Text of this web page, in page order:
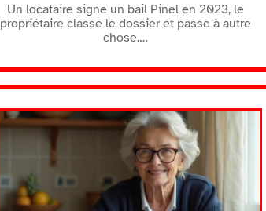
Un locataire signe un bail Pinel en 2023, le
propriétaire classe le dossier et passe à autre
chose.…